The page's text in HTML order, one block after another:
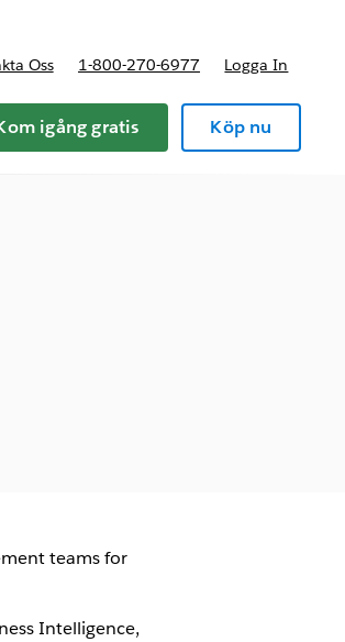
Oss 1-800-270-6977 Logga In
igång gratis Köp nu
teams for
Intelligence,